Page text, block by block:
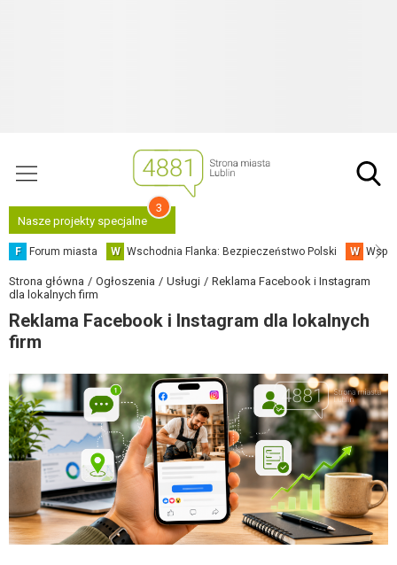
Nasze projekty specjalne
3
F Forum miasta W Wschodnia Flanka: Bezpieczeństwo Polski W
Strona główna Ogłoszenia Usługi
Reklama Facebook i Instagram
dla lokalnych firm
Reklama Facebook i Instagram dla lokalnych
firm